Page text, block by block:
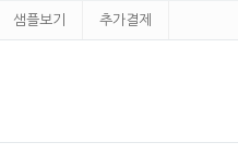
샘플보기 추가결제